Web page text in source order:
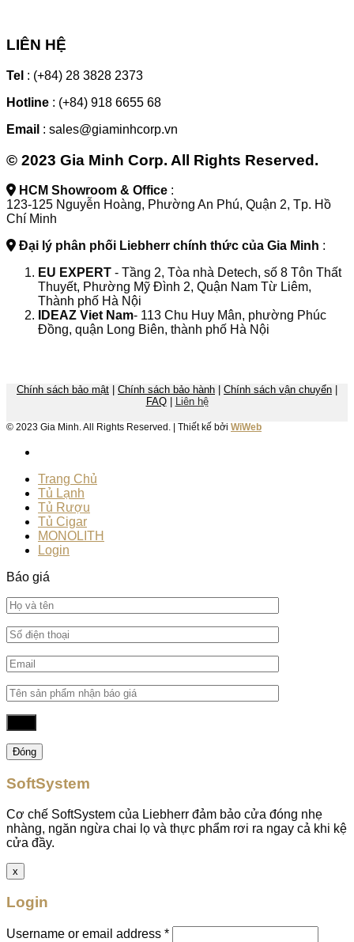
LIÊN HỆ
Tel : (+84) 28 3828 2373
Hotline : (+84) 918 6655 68
Email : sales@giaminhcorp.vn
© 2023 Gia Minh Corp. All Rights Reserved.
HCM Showroom & Office :
123-125 Nguyễn Hoàng, Phường An Phú, Quận 2, Tp. Hồ
Chí Minh
Đại lý phân phối Liebherr chính thức của Gia Minh :
EU EXPERT - Tầng 2, Tòa nhà Detech, số 8 Tôn Thất
Thuyết, Phường Mỹ Đình 2, Quận Nam Từ Liêm,
Thành phố Hà Nội
IDEAZ Viet Nam- 113 Chu Huy Mân, phường Phúc
Đồng, quận Long Biên, thành phố Hà Nội
Chính sách bảo mật Chính sách bảo hành Chính sách vận chuyển
FAQ| Liên hệ
© 2023 Gia Minh. All Rights Reserved. | Thiết kế bởi WiWeb
Trang Chủ
Tủ Lạnh
Tủ Rượu
Tủ Cigar
MONOLITH
Login
Báo giá
Đóng
SoftSystem
Cơ chế SoftSystem của Liebherr đảm bảo cửa đóng nhẹ
nhàng, ngăn ngừa chai lọ và thực phẩm rơi ra ngay cả khi kệ
cửa đầy.
x
Login
Username or email address *